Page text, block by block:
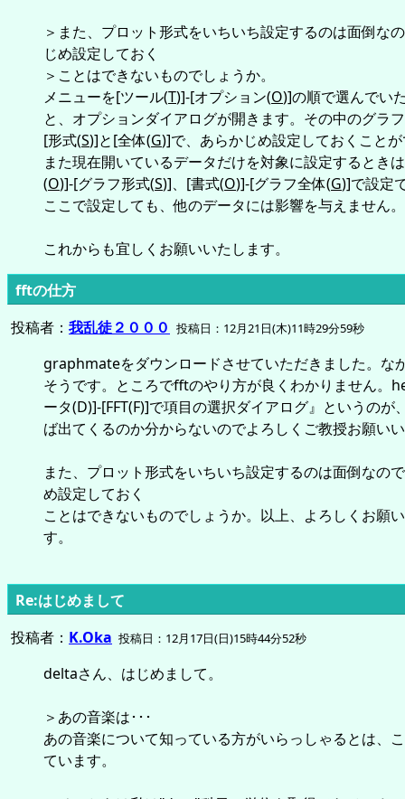
＞また、プロット形式をいちいち設定するのは面倒な
じめ設定しておく
＞ことはできないものでしょうか。
メニューを[ツール(T)]-[オプション(O)]の順で選んでい
と、オプションダイアログが開きます。その中のグラ
[形式(S)]と[全体(G)]で、あらかじめ設定しておくこと
また現在開いているデータだけを対象に設定するとき
(O)]-[グラフ形式(S)]、[書式(O)]-[グラフ全体(G)]で設定
ここで設定しても、他のデータには影響を与えません。
これからも宜しくお願いいたします。
fftの仕方
投稿者： 我乱徒２０００ 投稿日：12月21日(木)11時29分59秒
graphmateをダウンロードさせていただきました。な
そうです。ところでfftのやり方が良くわかりません。
ータ(D)]-[FFT(F)]で項目の選択ダイアログ』というのが
ば出てくるのか分からないのでよろしくご教授お願い
また、プロット形式をいちいち設定するのは面倒なの
め設定しておく
ことはできないものでしょうか。以上、よろしくお願
す。
Re:はじめまして
投稿者： K.Oka 投稿日：12月17日(日)15時44分52秒
deltaさん、はじめまして。
＞あの音楽は･･･
あの音楽について知っている方がいらっしゃるとは、
ています。